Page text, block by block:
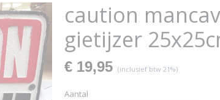
caution
gietijzer
€ 19,95 (inclusief btw 21%)
Aantal